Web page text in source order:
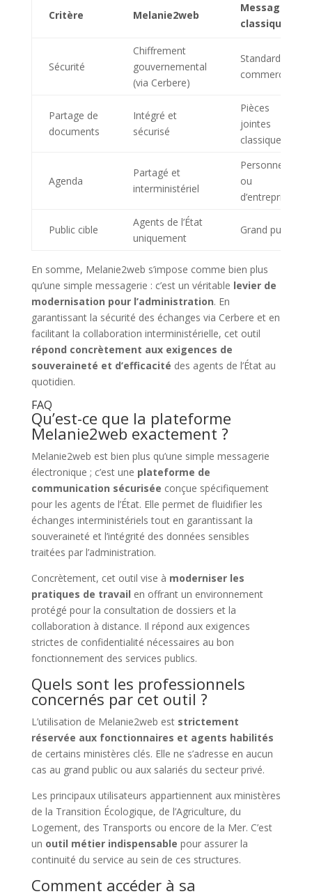
Critère Melanie2web
Messagerie
classique
Sécurité
Chiffrement
gouvernemental
(via Cerbere)
Standard,
commercial
Partage de
documents
Intégré et
sécurisé
Pièces
jointes
classiques
Agenda
Partagé et
interministériel
Personnel
ou
d’entreprise
Public cible
Agents de l’État
uniquement
Grand public
En somme, Melanie2web s’impose comme bien plus
qu’une simple messagerie : c’est un véritable levier de
modernisation pour l’administration. En
garantissant la sécurité des échanges via Cerbere et en
facilitant la collaboration interministérielle, cet outil
répond concrètement aux exigences de
souveraineté et d’efficacité des agents de l’État au
quotidien.
FAQ
Qu’est-ce que la plateforme
Melanie2web exactement ?
Melanie2web est bien plus qu’une simple messagerie
électronique ; c’est une plateforme de
communication sécurisée conçue spécifiquement
pour les agents de l’État. Elle permet de fluidifier les
échanges interministériels tout en garantissant la
souveraineté et l’intégrité des données sensibles
traitées par l’administration.
Concrètement, cet outil vise à moderniser les
pratiques de travail en offrant un environnement
protégé pour la consultation de dossiers et la
collaboration à distance. Il répond aux exigences
strictes de confidentialité nécessaires au bon
fonctionnement des services publics.
Quels sont les professionnels
concernés par cet outil ?
L’utilisation de Melanie2web est strictement
réservée aux fonctionnaires et agents habilités
de certains ministères clés. Elle ne s’adresse en aucun
cas au grand public ou aux salariés du secteur privé.
Les principaux utilisateurs appartiennent aux ministères
de la Transition Écologique, de l’Agriculture, du
Logement, des Transports ou encore de la Mer. C’est
un outil métier indispensable pour assurer la
continuité du service au sein de ces structures.
Comment accéder à sa